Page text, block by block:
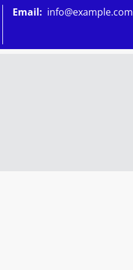
Email: info@example.com